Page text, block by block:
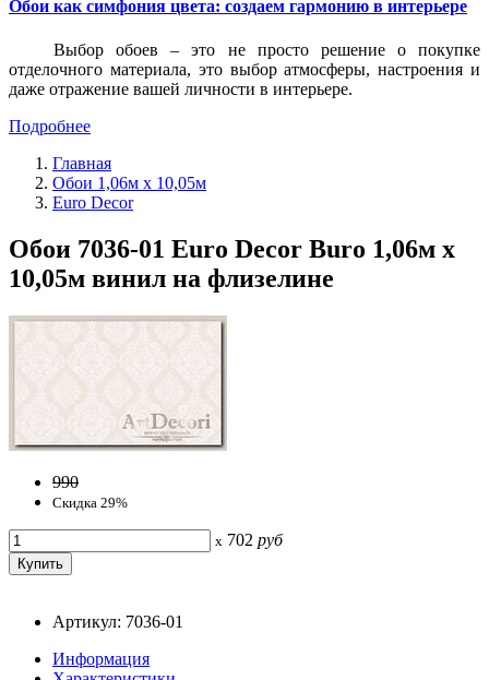
Обои как симфония цвета: создаем гармонию в интерьере
Выбор обоев – это не просто решение о покупке
отделочного материала, это выбор атмосферы, настроения и
даже отражение вашей личности в интерьере.
Подробнее
Главная
Обои 1,06м х 10,05м
Euro Decor
Обои 7036-01 Euro Decor Buro 1,06м х
10,05м винил на флизелине
990
Скидка 29%
x 702 руб
Артикул: 7036-01
Информация